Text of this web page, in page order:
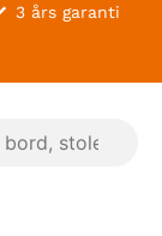
3 års garanti